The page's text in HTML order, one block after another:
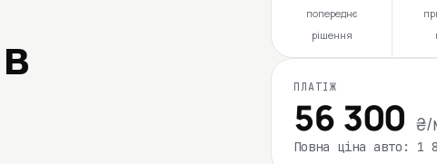
в
попереднє
рішення
ПЛАТІЖ
56 300 ₴/
Повна ціна авто: 1